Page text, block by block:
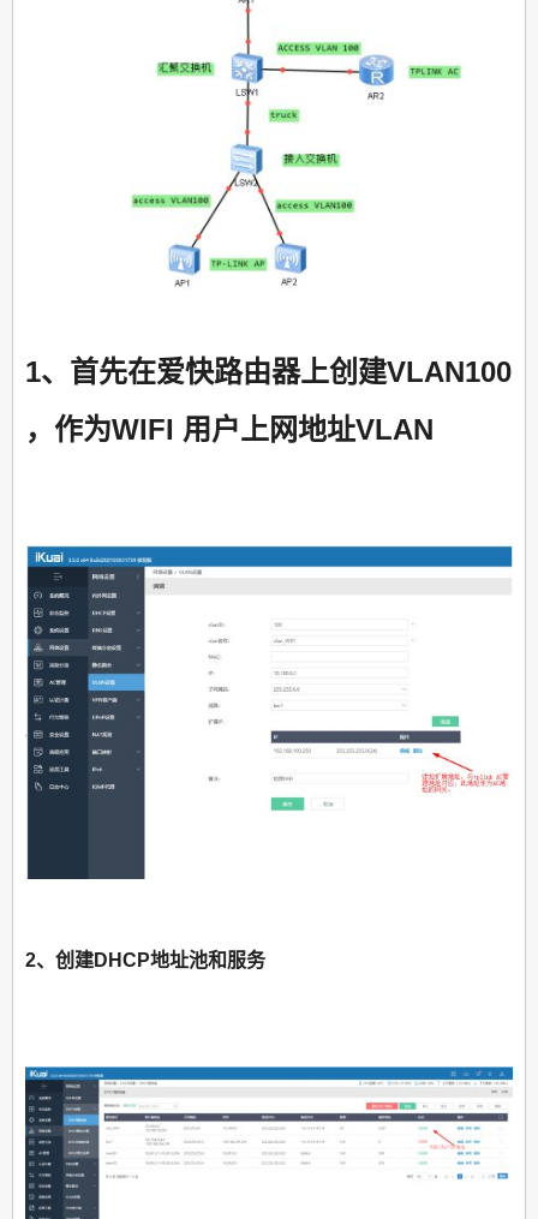
1、首先在爱快路由器上创建VLAN100
，作为WIFI 用户上网地址VLAN
2、创建DHCP地址池和服务